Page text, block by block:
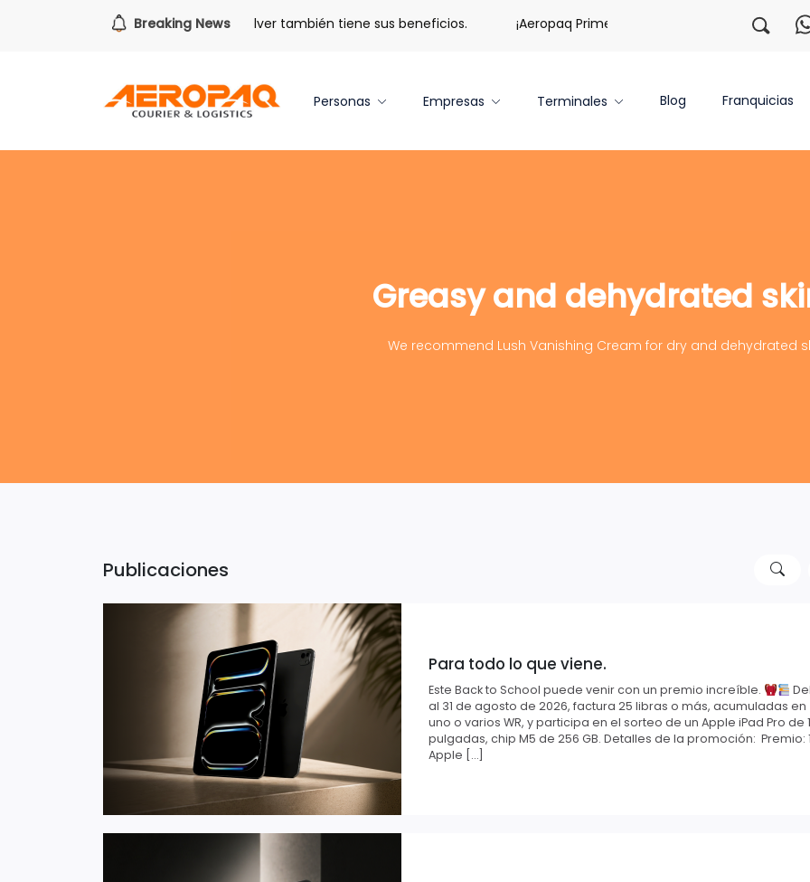
Breaking News
Para todo lo que viene. Volver también tiene sus beneficios. ¡Aeropaq Prime TE DA MÁS! ¡Regístrate
Personas Empresas Terminales Blog Franquicias
Greasy and dehydrated
We recommend Lush Vanishing Cream for dry and dehydrated
Publicaciones
Para todo lo que viene.
Este Back to School puede venir con un premio increíble.
al 31 de agosto de 2026, factura 25 libras o más, acumuladas en
uno o varios WR, y participa en el sorteo de un Apple iPad Pro de
pulgadas, chip M5 de 256 GB. Detalles de la promoción: Premio:
Apple […]